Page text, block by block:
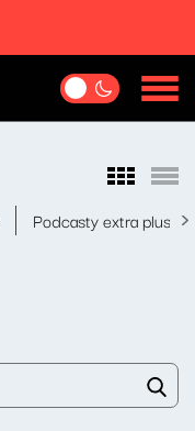
Podcasty extra plus